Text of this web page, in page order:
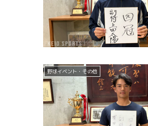
野球イベント・その他